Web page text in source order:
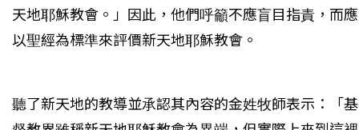
天地耶穌教會。」因此，他們呼籲不應盲目指責，而應
以聖經為標準來評價新天地耶穌教會。
聽了新天地的教導並承認其內容的金姓牧師表示：「基